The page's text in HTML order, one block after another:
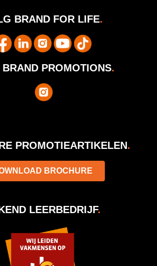
BRAND FOR LIFE.
PROMOTIONS.
PROMOTIEARTIKELEN.
BROCHURE
LEERBEDRIJF.